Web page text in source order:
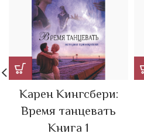
Карен Кингсбери:
Время танцевать
Книга 1